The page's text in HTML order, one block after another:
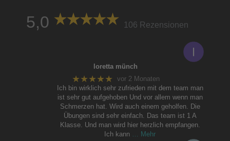
5,0 106 Rezensionen
loretta münch
★★★★★ vor 2 Monaten
Ich bin wirklich sehr zufrieden mit dem team man
ist sehr gut aufgehoben Und vor allem wenn man
Schmerzen hat. Wird auch einem geholfen. Die
Übungen sind sehr einfach. Das team ist 1 A
Klasse. Und man wird hier herzlich empfangen.
Ich kann
… Mehr